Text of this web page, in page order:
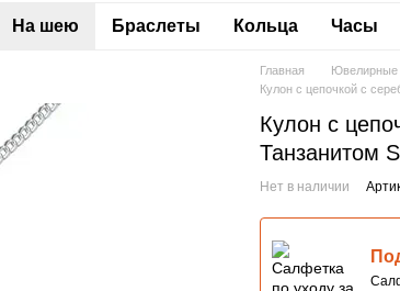
На шею Браслеты Кольца Часы
Главная Ювелирные
Кулон с цепочкой с
Кулон с
Танзанитом
Нет в наличии